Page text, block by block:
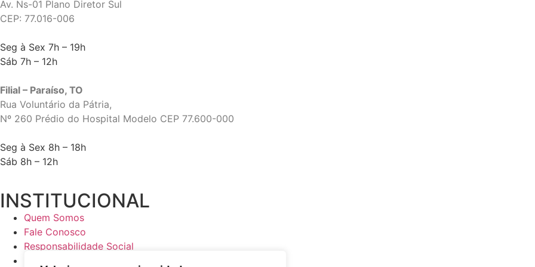
Av. Ns-01 Plano Diretor Sul
CEP: 77.016-006
Seg à Sex 7h – 19h
Sáb 7h – 12h
Filial – Paraíso, TO
Rua Voluntário da Pátria,
Nº 260 Prédio do Hospital Modelo CEP 77.600-000
Seg à Sex 8h – 18h
Sáb 8h – 12h
INSTITUCIONAL
Quem Somos
Fale Conosco
Responsabilidade Social